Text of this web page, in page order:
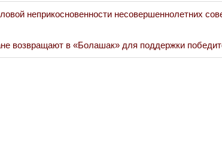
неприкосновенности несовершеннолетних
возвращают в «Болашак» для поддержки